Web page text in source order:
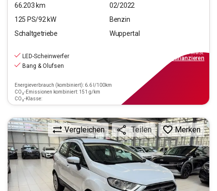
66.203 km
02/2022
125 PS/92kW
Benzin
Schaltgetriebe
Wuppertal
LED-Scheinwerfer
Bang & Olufsen
Energieverbrauch (kombiniert): 6.6 l/100km
CO₂-Emissionen kombiniert: 151 g/km
CO₂-Klasse:
inkl.MwSt.
finanzieren
Vergleichen Teilen Merken